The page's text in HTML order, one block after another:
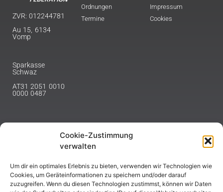
Cookie-Zustimmung
verwalten
Um dir ein optimales Erlebnis zu bieten, verwenden wir Technologien wie
Cookies, um Geräteinformationen zu speichern und/oder darauf
zuzugreifen. Wenn du diesen Technologien zustimmst, können wir Daten
ZVR: 012244781
Au 15, 6134
Vomp
Sparkasse
Schwaz
AT31 2051 0010
0000 0487
Ordnungen
Termine
Impressum
Cookies